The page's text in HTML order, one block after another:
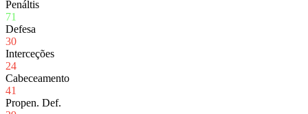
Penáltis
71
Defesa
30
Interceções
24
Cabeceamento
41
Propen. Def.